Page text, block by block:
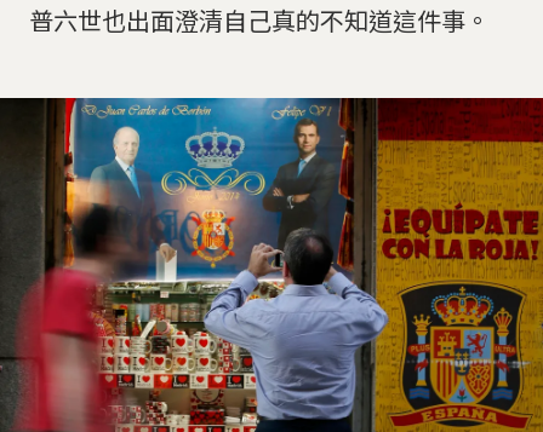
普六世也出面澄清自己真的不知道這件事。